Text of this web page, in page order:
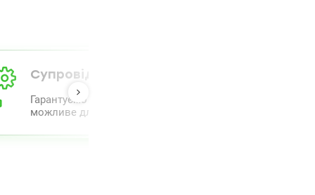
Супровід від А до Я
Гарантуємо повний комплекс супроводу та
можливе для полегшення процесу.